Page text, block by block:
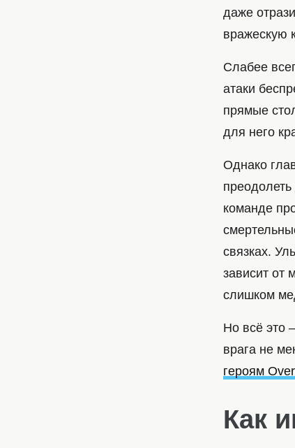
даже
вражескую
Слабее
атаки
прямые
для него
Однако
команде
связках.
зависит от
слишком
Но всё это
врага не
героям
Как